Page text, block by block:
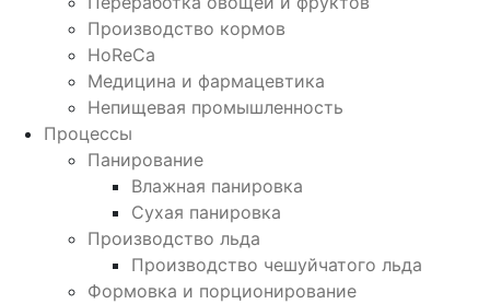
Производство кормов
HoReCa
Медицина и фармацевтика
Непищевая промышленность
Процессы
Панирование
Влажная панировка
Сухая панировка
Производство льда
Производство чешуйчатого льда
Формовка и порционирование